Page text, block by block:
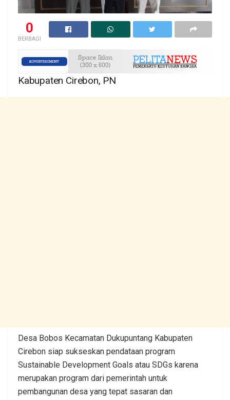
0
BERBAGI
Kabupaten Cirebon, PN
Desa Bobos Kecamatan Dukupuntang Kabupaten
Cirebon siap sukseskan pendataan program
Sustainable Development Goals atau SDGs karena
merupakan program dari pemerintah untuk
pembangunan desa yang tepat sasaran dan